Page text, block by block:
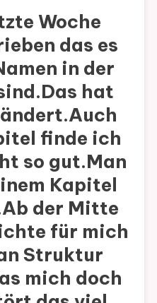
Woche
das es
in der
hat
finde ich
so gut.Man
Kapitel
der Mitte
für mich
Struktur
mich doch